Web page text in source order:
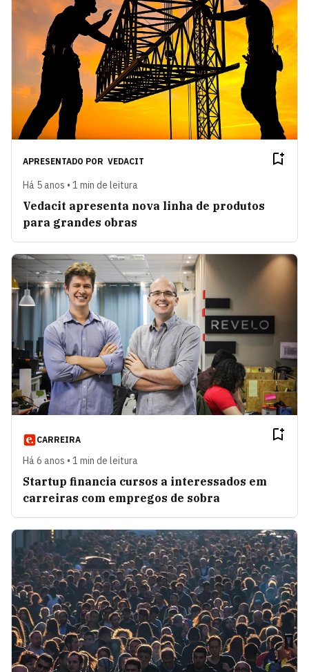
APRESENTADO POR VEDACIT
Há 5 anos • 1 min de leitura
Vedacit apresenta nova linha de produtos
para grandes obras
CARREIRA
Há 6 anos • 1 min de leitura
Startup financia cursos a interessados em
carreiras com empregos de sobra